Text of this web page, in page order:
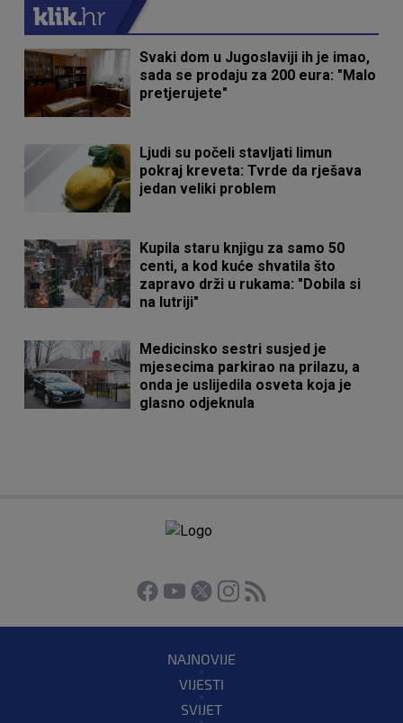
Svaki dom u Jugoslaviji ih je imao,
sada se prodaju za 200 eura: "Malo
pretjerujete"
Ljudi su počeli stavljati limun
pokraj kreveta: Tvrde da rješava
jedan veliki problem
Kupila staru knjigu za samo 50
centi, a kod kuće shvatila što
zapravo drži u rukama: "Dobila si
na lutriji"
Medicinsko sestri susjed je
mjesecima parkirao na prilazu, a
onda je uslijedila osveta koja je
glasno odjeknula
NAJNOVIJE
VIJESTI
SVIJET